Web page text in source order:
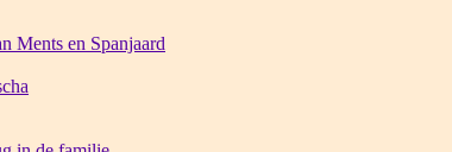
Ments en Spanjaard